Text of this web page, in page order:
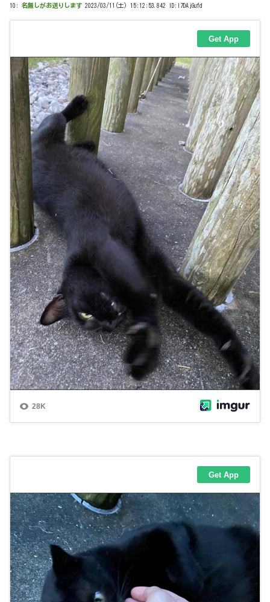
10: 名無しがお送りします 2023/03/11(土) 15:12:53.842 ID:l7DAjGufd